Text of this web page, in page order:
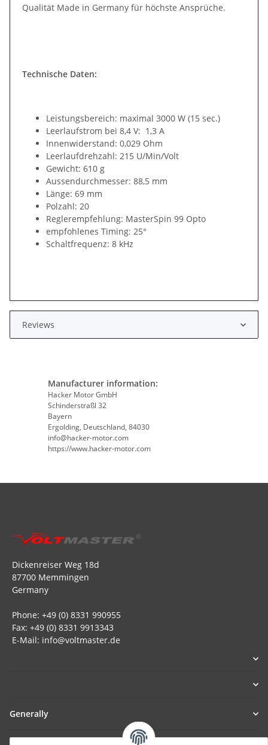
Qualität Made in Germany für höchste Ansprüche.
Technische Daten:
Leistungsbereich: maximal 3000 W (15 sec.)
Leerlaufstrom bei 8,4 V: 1,3 A
Innenwiderstand: 0,029 Ohm
Leerlaufdrehzahl: 215 U/Min/Volt
Gewicht: 610 g
Aussendurchmesser: 88,5 mm
Länge: 69 mm
Polzahl: 20
Reglerempfehlung: MasterSpin 99 Opto
empfohlenes Timing: 25°
Schaltfrequenz: 8 kHz
Reviews
Manufacturer information:
Hacker Motor GmbH
Schinderstraßl 32
Bayern
Ergolding, Deutschland, 84030
info@hacker-motor.com
https://www.hacker-motor.com
Dickenreiser Weg 18d
87700 Memmingen
Germany
Phone: +49 (0) 8331 990955
Fax: +49 (0) 8331 9913343
E-Mail: info@voltmaster.de
Generally